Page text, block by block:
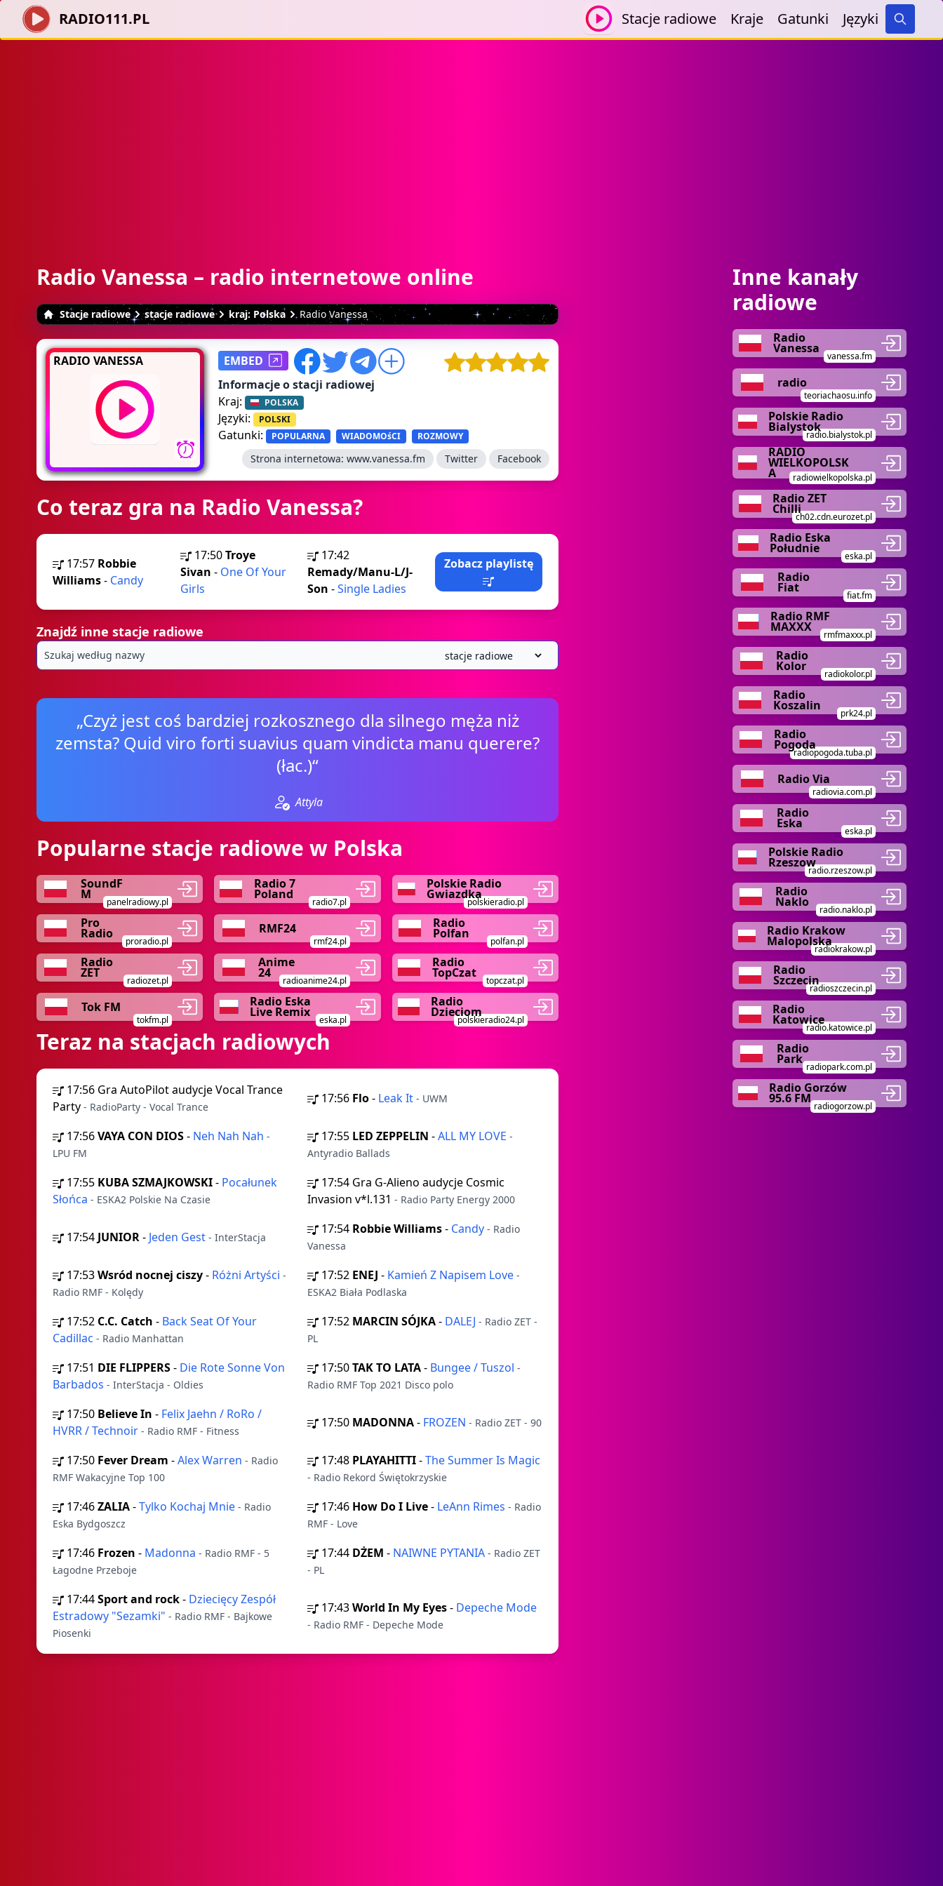
RADIO111.PL Stacje radiowe Kraje Gatunki Języki
Search
Radio Vanessa – radio internetowe online
Stacje radiowe stacje radiowe kraj: Polska Radio Vanessa
RADIO VANESSA
EMBED
Informacje o stacji radiowej
Kraj:
POLSKA
Języki: POLSKI
Gatunki: POPULARNA WIADOMOśCI ROZMOWY
Strona internetowa: www.vanessa.fm Twitter Facebook
Co teraz gra na Radio Vanessa?
17:57 Robbie
Williams- Candy
17:50 Troye
Sivan - One Of Your
Girls
17:42
Remady/Manu-L/J-
Son -Single Ladies
Zobacz playlistę
Znajdź inne stacje radiowe
„Czyż jest coś bardziej rozkosznego dla silnego męża niż
zemsta? Quid viro forti suavius quam vindicta manu querere?
(łac.)“
Attyla
Popularne stacje radiowe w Polska
SoundF
M
panelradiowy.pl
Radio 7
Poland
radio7.pl
Polskie Radio
Gwiazdka
polskieradio.pl
Pro
Radio
proradio.pl
RMF24
rmf24.pl
Radio
Polfan
polfan.pl
Radio
ZET
radiozet.pl
Anime
24
radioanime24.pl
Radio
TopCzat
topczat.pl
Tok FM
tokfm.pl
Radio Eska
Live Remix
eska.pl
Radio
Dzieciom
polskieradio24.pl
Teraz na stacjach radiowych
17:56 Gra AutoPilot audycje Vocal Trance
Party - RadioParty - Vocal Trance
17:56 Flo- Leak It - UWM
17:56VAYA CON DIOS- Neh Nah Nah -
LPU FM
17:55 LED ZEPPELIN -ALL MY LOVE -
Antyradio Ballads
17:55 KUBA SZMAJKOWSKI- Pocałunek
Słońca - ESKA2 Polskie Na Czasie
17:54 Gra G-Alieno audycje Cosmic
Invasion v*l.131 - Radio Party Energy 2000
17:54 JUNIOR- Jeden Gest - InterStacja
17:54 Robbie Williams- Candy - Radio
Vanessa
17:53Wsród nocnej ciszy- Różni Artyści -
Radio RMF - Kolędy
17:52 ENEJ - Kamień Z Napisem Love -
ESKA2 Biała Podlaska
17:52 C.C. Catch - Back Seat Of Your
Cadillac - Radio Manhattan
17:52 MARCIN SÓJKA- DALEJ - Radio ZET -
PL
17:51 DIE FLIPPERS- Die Rote Sonne Von
Barbados - InterStacja - Oldies
17:50TAK TO LATA- Bungee / Tuszol -
Radio RMF Top 2021 Disco polo
17:50 Believe In - Felix Jaehn / RoRo /
HVRR / Technoir - Radio RMF - Fitness
17:50 MADONNA- FROZEN - Radio ZET - 90
17:50 Fever Dream -Alex Warren - Radio
RMF Wakacyjne Top 100
17:48 PLAYAHITTI-The Summer Is Magic
- Radio Rekord Świętokrzyskie
17:46ZALIA-Tylko Kochaj Mnie - Radio
Eska Bydgoszcz
17:46 How Do I Live- LeAnn Rimes - Radio
RMF - Love
17:46 Frozen - Madonna - Radio RMF - 5
Łagodne Przeboje
17:44 DŻEM - NAIWNE PYTANIA - Radio ZET
- PL
17:44Sport and rock- Dziecięcy Zespół
Estradowy "Sezamki" - Radio RMF - Bajkowe
Piosenki
17:43World In My Eyes- Depeche Mode
- Radio RMF - Depeche Mode
Inne kanały
radiowe
Radio
Vanessa
vanessa.fm
radio
teoriachaosu.info
Polskie Radio
Bialystok
radio.bialystok.pl
RADIO
WIELKOPOLSK
A radiowielkopolska.pl
Radio ZET
Chilli
ch02.cdn.eurozet.pl
Radio Eska
Południe
eska.pl
Radio
Fiat
fiat.fm
Radio RMF
MAXXX
rmfmaxxx.pl
Radio
Kolor
radiokolor.pl
Radio
Koszalin
prk24.pl
Radio
Pogoda
radiopogoda.tuba.pl
Radio Via
radiovia.com.pl
Radio
Eska
eska.pl
Polskie Radio
Rzeszow
radio.rzeszow.pl
Radio
Naklo
radio.naklo.pl
Radio Krakow
Malopolska
radiokrakow.pl
Radio
Szczecin
radioszczecin.pl
Radio
Katowice
radio.katowice.pl
Radio
Park
radiopark.com.pl
Radio Gorzów
95.6 FM
radiogorzow.pl